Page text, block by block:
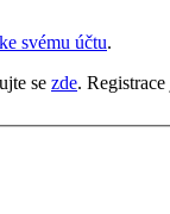
svému účtu.
se zde.